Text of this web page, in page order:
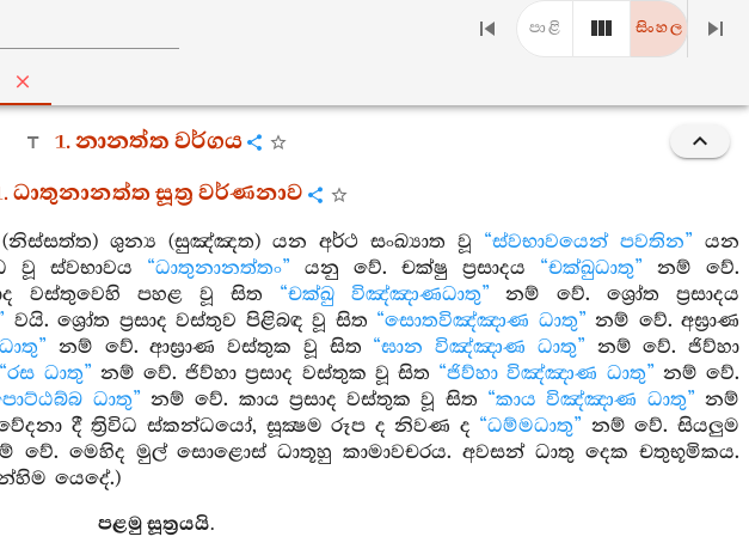
පාළි සිංහල
1. නානත්ත වර්ගය
ධාතුනානත්ත සූත්‍ර වර්ණනාව
(නිස්සත්ත) ශුන්‍ය (සුඤ්ඤත) යන අර්ථ සංඛ්‍යාත වූ “ස්වභාවයෙන් පවතින” යන
වූ ස්වභාවය “ධාතුනානත්තං” යනු වේ. චක්ෂු ප්‍රසාදය “චක්ඛුධාතු” නම් වේ.
වස්තුවෙහි පහළ වූ සිත “චක්ඛු විඤ්ඤාණධාතු” නම් වේ. ශ්‍රෝත ප්‍රසාදය
වයි. ශ්‍රෝත ප්‍රසාද වස්තුව පිළිබඳ වූ සිත “සොතවිඤ්ඤාණ ධාතු” නම් වේ. අඝ්‍රාණ
නම් වේ. ආඝ්‍රාණ වස්තුක වූ සිත “ඝාන විඤ්ඤාණ ධාතු” නම් වේ. ජිව්හා
“රස ධාතු” නම් වේ. ජිව්හා ප්‍රසාද වස්තුක වූ සිත “ජිව්හා විඤ්ඤාණ ධාතු” නම් වේ.
ධාතු” නම් වේ. කාය ප්‍රසාද වස්තුක වූ සිත “කාය විඤ්ඤාණ ධාතු” නම්
දී ත්‍රිවිධ ස්කන්ධයෝ, සූක්‍ෂම රූප ද නිවණ ද “ධම්මධාතු” නම් වේ. සියලුම
වේ. මෙහිද මුල් සොළොස් ධාතූහු කාමාවචරය. අවසන් ධාතු දෙක චතුභූමිකය.
යෙදේ.)
පළමු සූත්‍රයයි.